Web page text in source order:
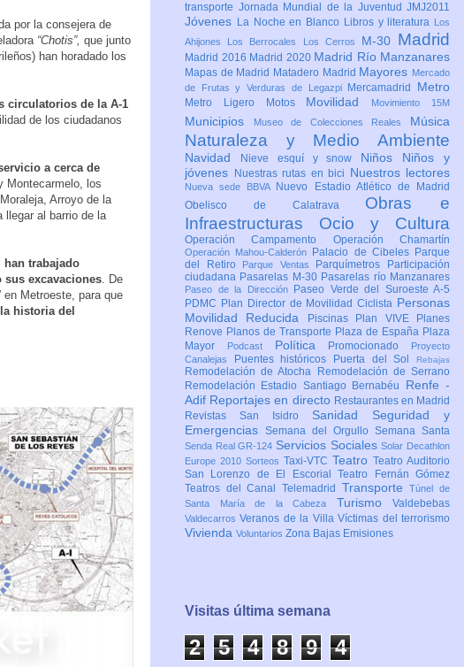
por la consejera de
“Chotis”, que junto
han horadado los
circulatorios de la A-1
de los ciudadanos
a cerca de
Montecarmelo, los
Arroyo de la
llegar al barrio de la
han trabajado
excavaciones. De
Metroeste, para que
historia del
transporte Jornada Mundial de la Juventud JMJ2011
Jóvenes La Noche en Blanco Libros y literatura
Los
Ahijones
Los Berrocales Los Cerros M-30 Madrid
Madrid 2016 Madrid 2020 Madrid Río Manzanares
Mapas de Madrid Matadero Madrid Mayores Mercado
de Frutas y Verduras de Legazpi
Mercamadrid Metro
Metro Ligero Motos Movilidad Movimiento 15M
Municipios Museo de Colecciones Reales Música
Naturaleza y Medio Ambiente
Navidad Nieve esquí y snow Niños Niños y
jóvenes
Nuestras rutas en bici Nuestros lectores
Nueva sede BBVA
Nuevo Estadio Atlético de Madrid
Obelisco de Calatrava Obras e
Infraestructuras Ocio y Cultura
Operación Campamento Operación Chamartín
Operación Mahou-Calderón Palacio de Cibeles Parque
del Retiro
Parque Ventas Parquímetros
Participación
ciudadana Pasarelas M-30 Pasarelas río Manzanares
Paseo de la Dirección
Paseo Verde del Suroeste A-5
PDMC Plan Director de Movilidad Ciclista Personas
Movilidad Reducida
Piscinas Plan VIVE
Planes
Renove Planos de Transporte Plaza de España Plaza
Mayor
Podcast Política Promocionado
Proyecto
Canalejas
Puentes históricos Puerta del Sol Rebajas
Remodelación de Atocha
Remodelación de Serrano
Remodelación Estadio Santiago Bernabéu Renfe -
Adif Reportajes en directo Restaurantes en Madrid
Revistas San Isidro Sanidad Seguridad y
Emergencias Semana del Orgullo Semana Santa
Senda Real GR-124 Servicios SocialesSolar Decathlon
Europe 2010 Sorteos Taxi-VTC Teatro Teatro Auditorio
San Lorenzo de El EscorialTeatro Fernán Gómez
Teatros del Canal Telemadrid TransporteTúnel de
Santa María de la Cabeza Turismo Valdebebas
ValdecarrosVeranos de la VillaVíctimas del terrorismo
Vivienda Voluntarios Zona Bajas Emisiones
Visitas última semana
2 5 4 8 9 5